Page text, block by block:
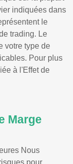
indiquées dans
le
trading. Le
votre type de
Pour plus
à l'Effet de
Marge
Nous
pour